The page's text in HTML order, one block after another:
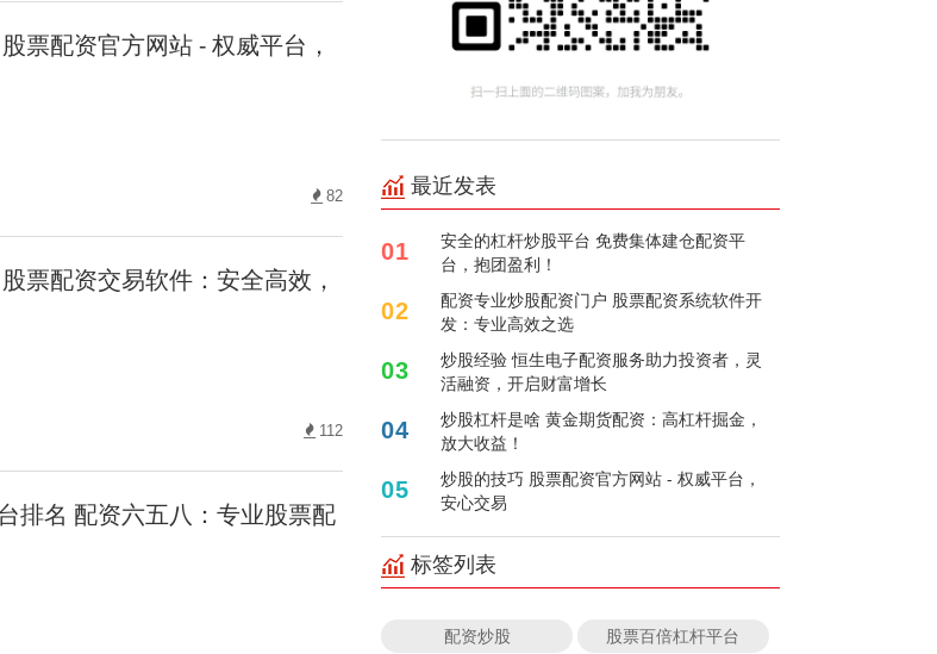
票配资官方网站 - 权威平台，
82
票配资交易软件：安全高效，
112
排名 配资六五八：专业股票配
最近发表
01
安全的杠杆炒股平台 免费集体建仓配资平
台，抱团盈利！
02
配资专业炒股配资门户 股票配资系统软件开
发：专业高效之选
03
炒股经验 恒生电子配资服务助力投资者，灵
活融资，开启财富增长
04
炒股杠杆是啥 黄金期货配资：高杠杆掘金，
放大收益！
05
炒股的技巧 股票配资官方网站 - 权威平台，
安心交易
标签列表
配资炒股 股票百倍杠杆平台